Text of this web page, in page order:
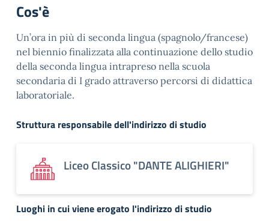
Cos'è
Un’ora in più di seconda lingua (spagnolo/francese)
nel biennio finalizzata alla continuazione dello studio
della seconda lingua intrapreso nella scuola
secondaria di I grado attraverso percorsi di didattica
laboratoriale.
Struttura responsabile dell'indirizzo di studio
Liceo Classico "DANTE ALIGHIERI"
Luoghi in cui viene erogato l'indirizzo di studio